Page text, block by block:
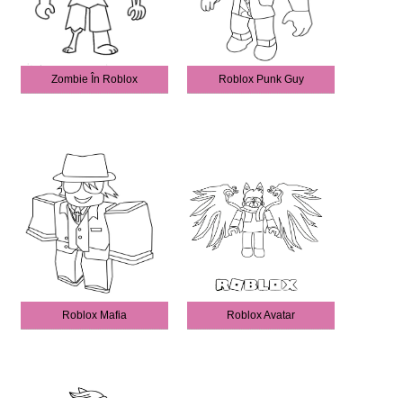
Zombie În Roblox Roblox Punk Guy
Roblox Mafia Roblox Avatar